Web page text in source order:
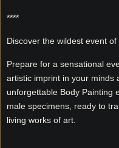
****
Discover the wildest event
Prepare for a sensational
artistic imprint in your minds
unforgettable Body Painting
male specimens, ready to
living works of art.